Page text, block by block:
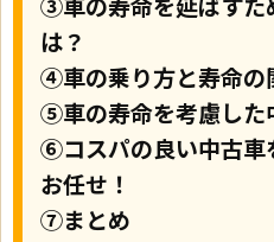
は？
④車の乗り方と寿命の
⑤車の寿命を考慮した
⑥コスパの良い中古車
お任せ！
⑦まとめ